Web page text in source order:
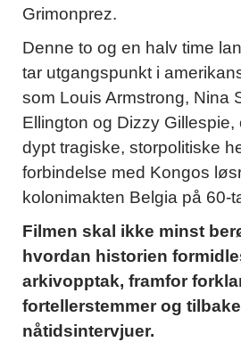
Grimonprez.
Denne to og en halv time
tar utgangspunkt i
som Louis Armstrong, Nina
Ellington og Dizzy Gillespie,
dypt tragiske, storpolitiske
forbindelse med Kongos
kolonimakten Belgia på 60-
Filmen skal ikke minst
hvordan historien
arkivopptak, framfor
fortellerstemmer og
nåtidsintervjuer.